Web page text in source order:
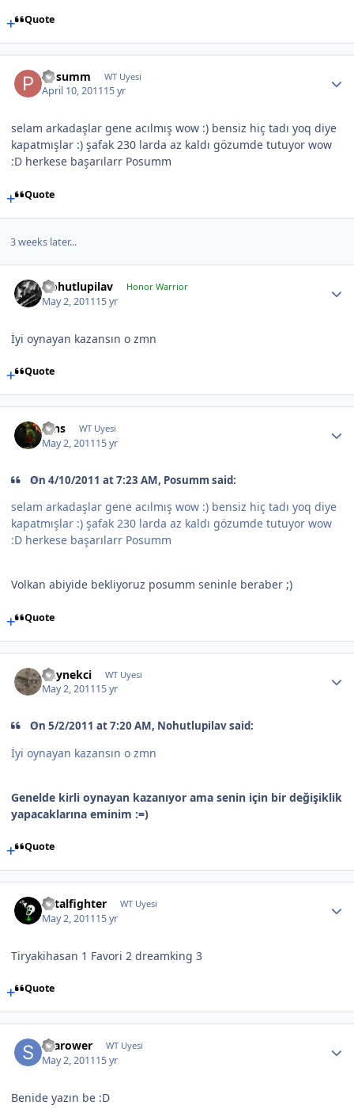
Quote
Posumm WT Uyesi
April 10, 201115 yr
selam arkadaşlar gene acılmış wow :) bensiz hiç tadı yoq diye
kapatmışlar :) şafak 230 larda az kaldı gözumde tutuyor wow
:D herkese başarılarr Posumm
Quote
3 weeks later...
Nohutlupilav Honor Warrior
May 2, 201115 yr
İyi oynayan kazansın o zmn
Quote
Ains WT Uyesi
May 2, 201115 yr
On 4/10/2011 at 7:23 AM, Posumm said:
selam arkadaşlar gene acılmış wow :) bensiz hiç tadı yoq diye
kapatmışlar :) şafak 230 larda az kaldı gözumde tutuyor wow
:D herkese başarılarr Posumm
Volkan abiyide bekliyoruz posumm seninle beraber ;)
Quote
Deynekci WT Uyesi
May 2, 201115 yr
On 5/2/2011 at 7:20 AM, Nohutlupilav said:
İyi oynayan kazansın o zmn
Genelde kirli oynayan kazanıyor ama senin için bir değişiklik
yapacaklarına eminim :=)
Quote
Fatalfighter WT Uyesi
May 2, 201115 yr
Tiryakihasan 1 Favori 2 dreamking 3
Quote
Scarower WT Uyesi
May 2, 201115 yr
Benide yazın be :D